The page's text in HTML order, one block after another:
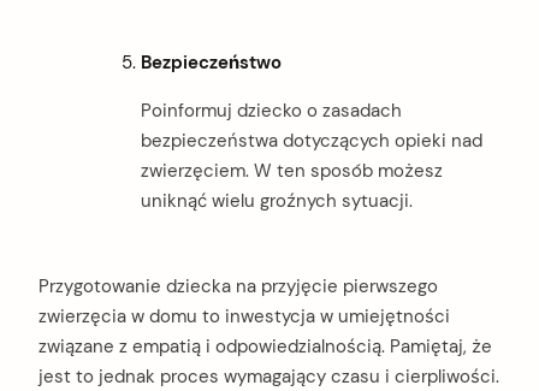
Bezpieczeństwo
Poinformuj dziecko o zasadach
bezpieczeństwa dotyczących opieki nad
zwierzęciem. W ten sposób możesz
uniknąć wielu groźnych sytuacji.
Przygotowanie dziecka na przyjęcie pierwszego
zwierzęcia w domu to inwestycja w umiejętności
związane z empatią i odpowiedzialnością. Pamiętaj, że
jest to jednak proces wymagający czasu i cierpliwości.